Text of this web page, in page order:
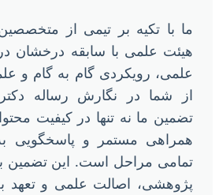
با تکیه بر تیمی از متخصصین
علمی با سابقه درخشان در
رویکردی گام به گام و علمی
شما در نگارش رساله دکتری
ما نه تنها در کیفیت محتوای
مستمر و پاسخگویی به
مراحل است. این تضمین بر
اصالت علمی و تعهد به